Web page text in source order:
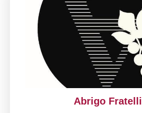
Abrigo Fratelli